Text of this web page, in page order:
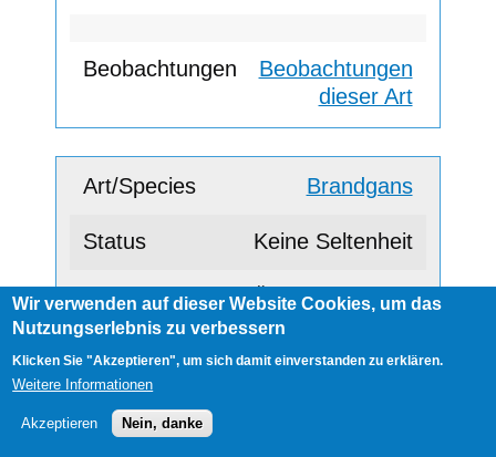
Beobachtungen
dieser Art
Brandgans
Keine Seltenheit
Wir verwenden auf dieser Website Cookies, um das
Nutzungserlebnis zu verbessern
Klicken Sie "Akzeptieren", um sich damit einverstanden zu erklären.
Weitere Informationen
Akzeptieren Nein, danke